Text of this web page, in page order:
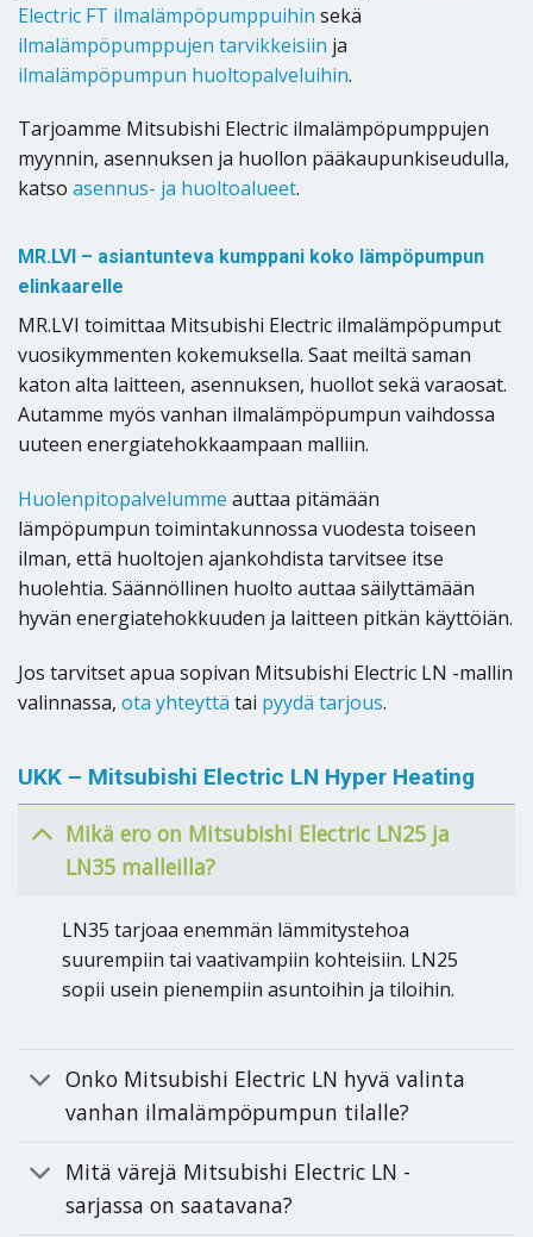
Electric FT ilmalämpöpumppuihin sekä
ilmalämpöpumppujen tarvikkeisiin ja
ilmalämpöpumpun huoltopalveluihin.
Tarjoamme Mitsubishi Electric ilmalämpöpumppujen
myynnin, asennuksen ja huollon pääkaupunkiseudulla,
katso asennus- ja huoltoalueet.
MR.LVI – asiantunteva kumppani koko lämpöpumpun
elinkaarelle
MR.LVI toimittaa Mitsubishi Electric ilmalämpöpumput
vuosikymmenten kokemuksella. Saat meiltä saman
katon alta laitteen, asennuksen, huollot sekä varaosat.
Autamme myös vanhan ilmalämpöpumpun vaihdossa
uuteen energiatehokkaampaan malliin.
Huolenpitopalvelumme auttaa pitämään
lämpöpumpun toimintakunnossa vuodesta toiseen
ilman, että huoltojen ajankohdista tarvitsee itse
huolehtia. Säännöllinen huolto auttaa säilyttämään
hyvän energiatehokkuuden ja laitteen pitkän käyttöiän.
Jos tarvitset apua sopivan Mitsubishi Electric LN -mallin
valinnassa, ota yhteyttä tai pyydä tarjous.
UKK – Mitsubishi Electric LN Hyper Heating
Mikä ero on Mitsubishi Electric LN25 ja
LN35 malleilla?
LN35 tarjoaa enemmän lämmitystehoa
suurempiin tai vaativampiin kohteisiin. LN25
sopii usein pienempiin asuntoihin ja tiloihin.
Onko Mitsubishi Electric LN hyvä valinta
vanhan ilmalämpöpumpun tilalle?
Mitä värejä Mitsubishi Electric LN -
sarjassa on saatavana?